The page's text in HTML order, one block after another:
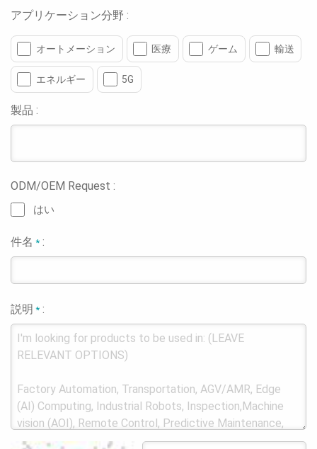
アプリケーション分野 :
オートメーション 医療 ゲーム 輸送
エネルギー 5G
製品 :
ODM/OEM Request :
はい
件名* :
説明* :